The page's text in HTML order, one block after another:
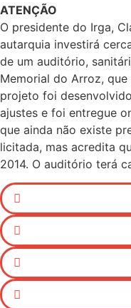
ATENÇÃO
O presidente do Irga,
autarquia investirá
de um auditório,
Memorial do Arroz, que
projeto foi
ajustes e foi entregue
que ainda não existe
licitada, mas acredita
2014. O auditório terá